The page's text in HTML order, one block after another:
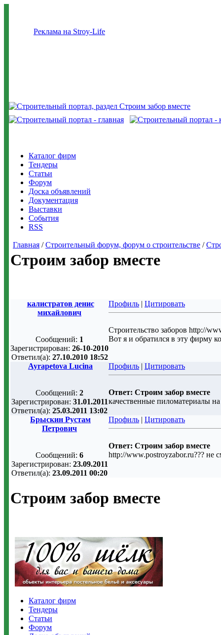
Реклама на Stroy-Life
Каталог фирм
Тендеры
Статьи
Форум
Доска объявлений
Документация
Выставки
События
RSS
Главная /Строительный форум, форум о строительстве /
Строим забор вместе
калистратов денис
михайлович
Сообщений: 1
Зарегистрирован: 26-10-2010
Ответил(а): 27.10.2010 18:52
Профиль | Цитировать
Строительство заборов http://
Вот я и обратился в эту фирму
Ayrapetova Lucina
Сообщений: 2
Зарегистрирован: 31.01.2011
Ответил(а): 25.03.2011 13:02
Профиль | Цитировать
Ответ: Строим забор вместе
качественные пиломатериалы
Брыскин Рустам
Петрович
Сообщений: 6
Зарегистрирован: 23.09.2011
Ответил(а): 23.09.2011 00:20
Профиль | Цитировать
Ответ: Строим забор вместе
http://www.postroyzabor.ru??? не
Строим забор вместе
Каталог фирм
Тендеры
Статьи
Форум